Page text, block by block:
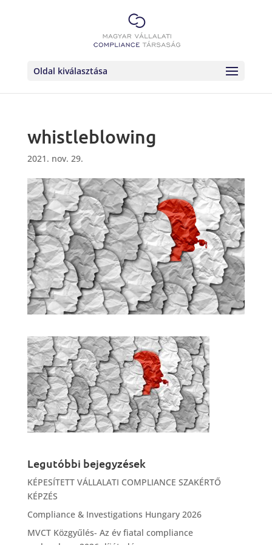
Oldal kiválasztása
whistleblowing
2021. nov. 29.
Legutóbbi bejegyzések
KÉPESÍTETT VÁLLALATI COMPLIANCE SZAKÉRTŐ
KÉPZÉS
Compliance & Investigations Hungary 2026
MVCT Közgyűlés- Az év fiatal compliance